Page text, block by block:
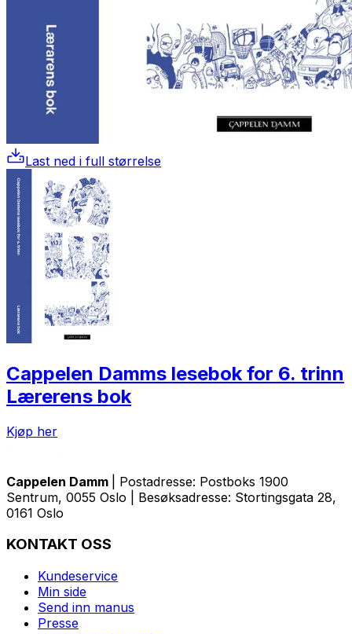
Last ned i full størrelse
Cappelen Damms lesebok for 6. trinn
Lærerens bok
Kjøp her
Cappelen Damm
| Postadresse: Postboks 1900
Sentrum, 0055 Oslo | Besøksadresse: Stortingsgata 28,
0161 Oslo
KONTAKT OSS
Kundeservice
Min side
Send inn manus
Presse